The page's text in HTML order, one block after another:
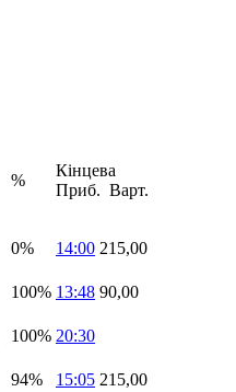
%
Кінцева
Приб. Варт.
0% 14:00 215,00
100% 13:48 90,00
100% 20:30
94% 15:05 215,00